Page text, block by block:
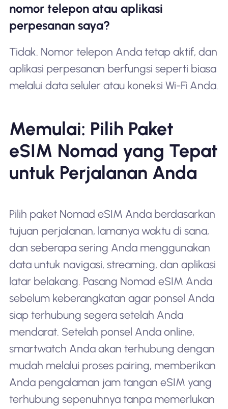
nomor telepon atau aplikasi
perpesanan saya?
Tidak. Nomor telepon Anda tetap aktif, dan
aplikasi perpesanan berfungsi seperti biasa
melalui data seluler atau koneksi Wi-Fi Anda.
Memulai: Pilih Paket
eSIM Nomad yang Tepat
untuk Perjalanan Anda
Pilih paket Nomad eSIM Anda berdasarkan
tujuan perjalanan, lamanya waktu di sana,
dan seberapa sering Anda menggunakan
data untuk navigasi, streaming, dan aplikasi
latar belakang. Pasang Nomad eSIM Anda
sebelum keberangkatan agar ponsel Anda
siap terhubung segera setelah Anda
mendarat. Setelah ponsel Anda online,
smartwatch Anda akan terhubung dengan
mudah melalui proses pairing, memberikan
Anda pengalaman jam tangan eSIM yang
terhubung sepenuhnya tanpa memerlukan